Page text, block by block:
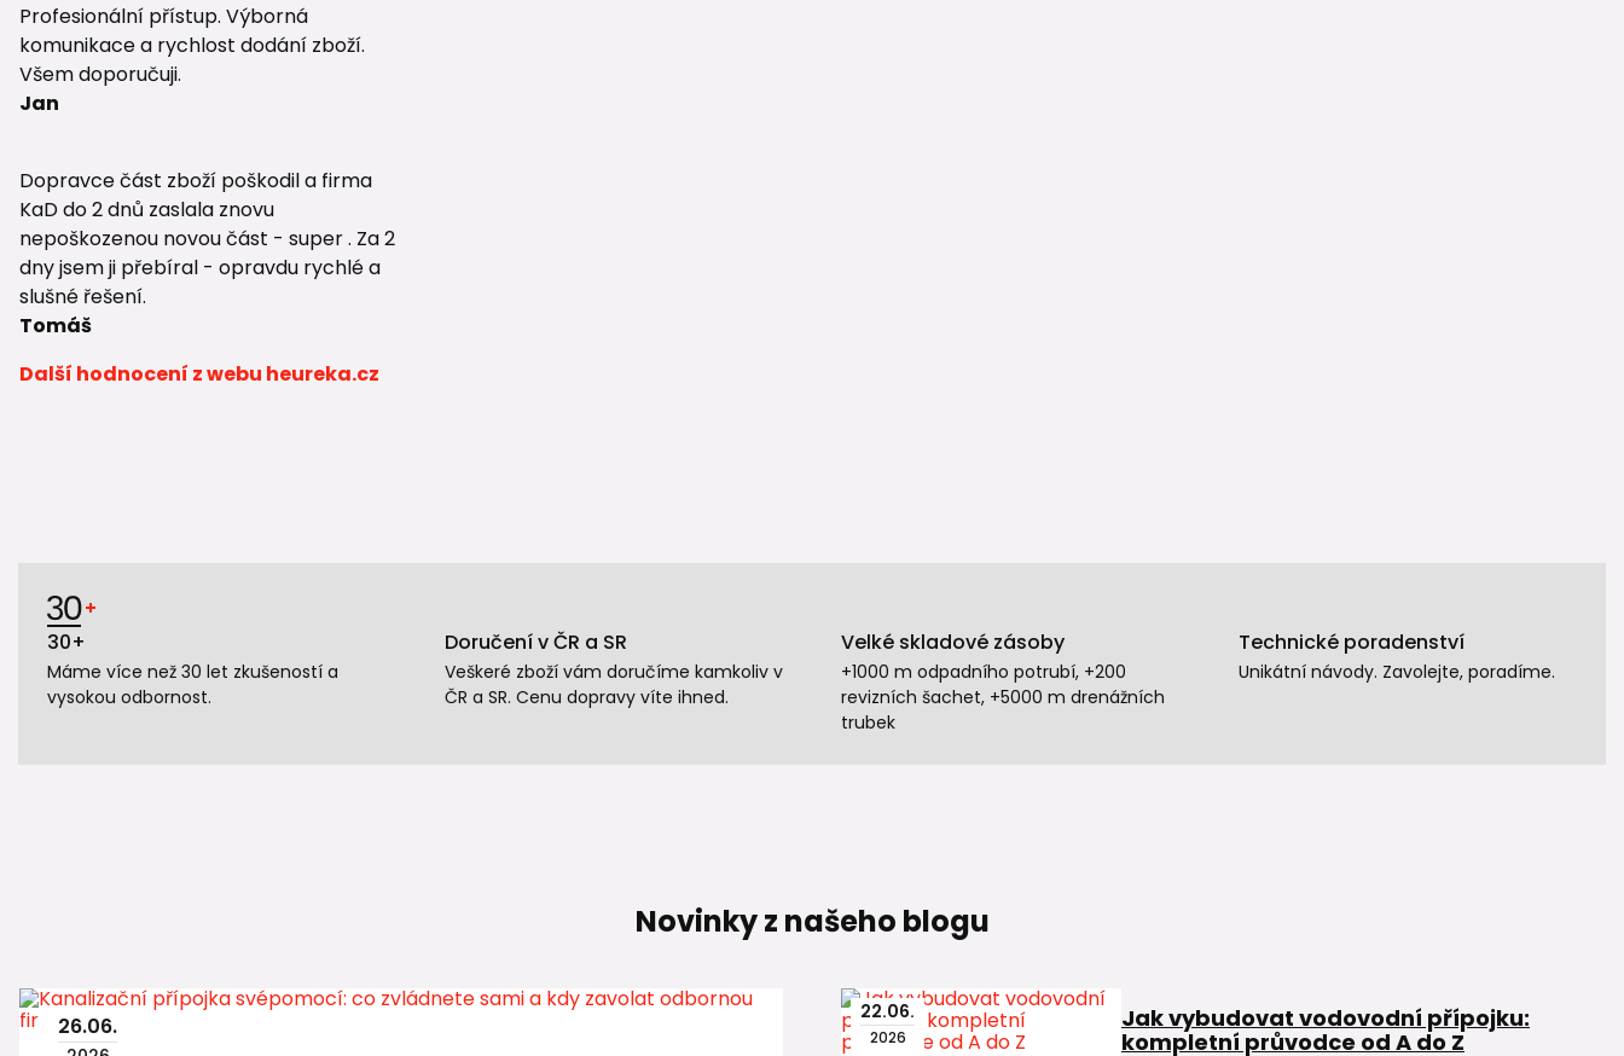
Profesionální přístup. Výborná
komunikace a rychlost dodání zboží.
Všem doporučuji.
Jan
Dopravce část zboží poškodil a firma
KaD do 2 dnů zaslala znovu
nepoškozenou novou část - super . Za 2
dny jsem ji přebíral - opravdu rychlé a
slušné řešení.
Tomáš
Další hodnocení z webu heureka.cz
30+
Máme více než 30 let zkušeností a
vysokou odbornost.
Doručení v ČR a SR
Veškeré zboží vám doručíme kamkoliv v
ČR a SR. Cenu dopravy víte ihned.
Velké skladové zásoby
+1000 m odpadního potrubí, +200
revizních šachet, +5000 m drenážních
trubek
Technické poradenství
Unikátní návody. Zavolejte, poradíme.
Novinky z našeho blogu
26.06.
22.06.
2026
Jak vybudovat vodovodní přípojku:
kompletní průvodce od A do Z